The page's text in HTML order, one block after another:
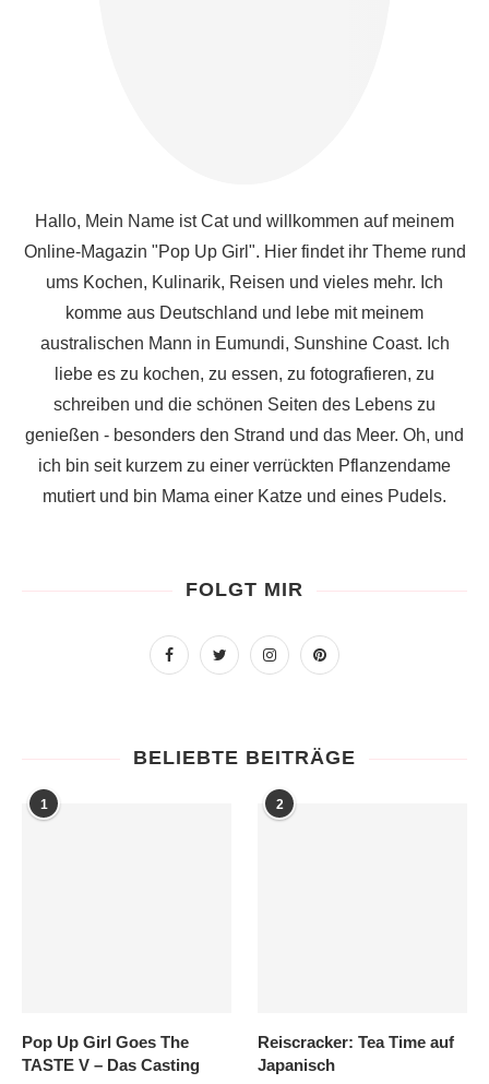
Hallo, Mein Name ist Cat und willkommen auf meinem
Online-Magazin "Pop Up Girl". Hier findet ihr Theme rund
ums Kochen, Kulinarik, Reisen und vieles mehr. Ich
komme aus Deutschland und lebe mit meinem
australischen Mann in Eumundi, Sunshine Coast. Ich
liebe es zu kochen, zu essen, zu fotografieren, zu
schreiben und die schönen Seiten des Lebens zu
genießen - besonders den Strand und das Meer. Oh, und
ich bin seit kurzem zu einer verrückten Pflanzendame
mutiert und bin Mama einer Katze und eines Pudels.
FOLGT MIR
BELIEBTE BEITRÄGE
1
Pop Up Girl Goes The
TASTE V – Das Casting
2
Reiscracker: Tea Time auf
Japanisch